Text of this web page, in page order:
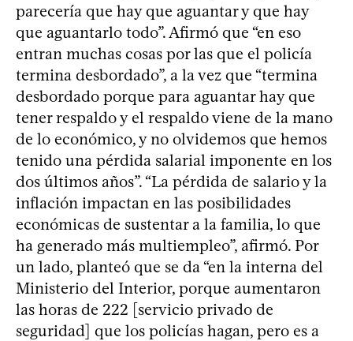
parecería que hay que aguantar y que hay
que aguantarlo todo”. Afirmó que “en eso
entran muchas cosas por las que el policía
termina desbordado”, a la vez que “termina
desbordado porque para aguantar hay que
tener respaldo y el respaldo viene de la mano
de lo económico, y no olvidemos que hemos
tenido una pérdida salarial imponente en los
dos últimos años”. “La pérdida de salario y la
inflación impactan en las posibilidades
económicas de sustentar a la familia, lo que
ha generado más multiempleo”, afirmó. Por
un lado, planteó que se da “en la interna del
Ministerio del Interior, porque aumentaron
las horas de 222 [servicio privado de
seguridad] que los policías hagan, pero es a